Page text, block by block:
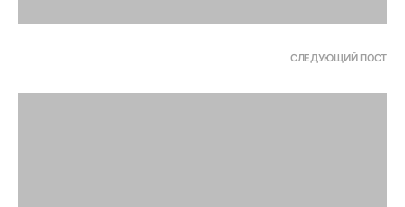
СЛЕДУЮЩИЙ ПОСТ